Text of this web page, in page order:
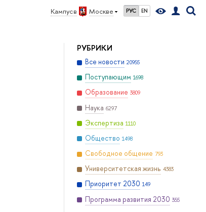
Кампус в Москве РУС EN
РУБРИКИ
Все новости 20955
Поступающим 1698
Образование 3809
Наука 6297
Экспертиза 1110
Общество 1498
Свободное общение 793
Университетская жизнь 4383
Приоритет 2030 149
Программа развития 2030 355